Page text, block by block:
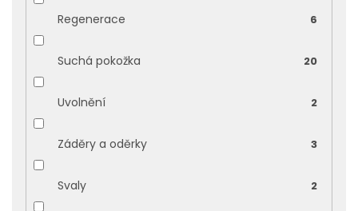
Regenerace 6
Suchá pokožka 20
Uvolnění 2
Záděry a oděrky 3
Svaly 2